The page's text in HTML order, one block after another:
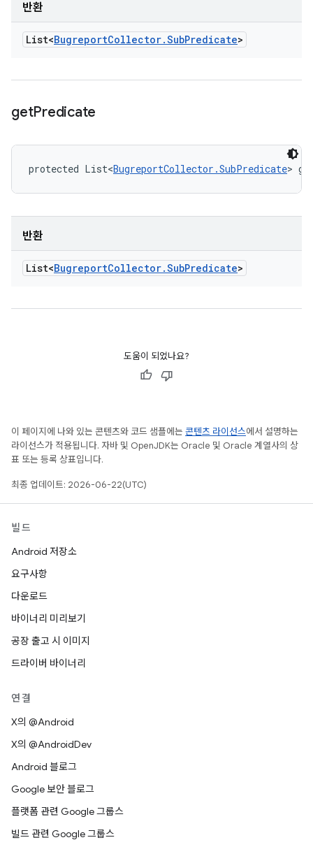
반환
List<BugreportCollector.SubPredicate>
getPredicate
protected List<BugreportCollector.SubPredicate>
반환
List<BugreportCollector.SubPredicate>
도움이 되었나요?
이 페이지에 나와 있는 콘텐츠와 코드 샘플에는 콘텐츠 라이선스에서 설명하는
라이선스가 적용됩니다. 자바 및 OpenJDK는 Oracle 및 Oracle 계열사의 상
표 또는 등록 상표입니다.
최종 업데이트: 2026-06-22(UTC)
빌드
Android 저장소
요구사항
다운로드
바이너리 미리보기
공장 출고 시 이미지
드라이버 바이너리
연결
X의 @Android
X의 @AndroidDev
Android 블로그
Google 보안 블로그
플랫폼 관련 Google 그룹스
빌드 관련 Google 그룹스